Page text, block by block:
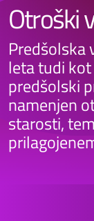
Otroški
Predšolska
leta tudi kot
predšolski
namenjen
starosti,